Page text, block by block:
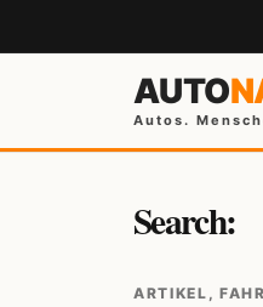
AUTO
Autos.
Search:
ARTIKEL,